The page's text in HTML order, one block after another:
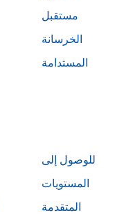
مستقبل
الخرسانة
المستدامة
للوصول إلى
المستويات